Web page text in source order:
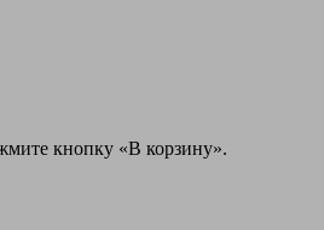
кнопку «В корзину».